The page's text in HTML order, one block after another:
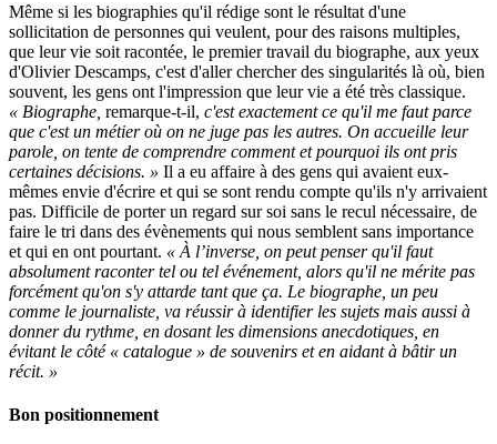
Même si les biographies qu'il rédige sont le résultat d'une
sollicitation de personnes qui veulent, pour des raisons multiples,
que leur vie soit racontée, le premier travail du biographe, aux yeux
d'Olivier Descamps, c'est d'aller chercher des singularités là où, bien
souvent, les gens ont l'impression que leur vie a été très classique.
« Biographe, remarque-t-il, c'est exactement ce qu'il me faut parce
que c'est un métier où on ne juge pas les autres. On accueille leur
parole, on tente de comprendre comment et pourquoi ils ont pris
certaines décisions. » Il a eu affaire à des gens qui avaient eux-
mêmes envie d'écrire et qui se sont rendu compte qu'ils n'y arrivaient
pas. Difficile de porter un regard sur soi sans le recul nécessaire, de
faire le tri dans des évènements qui nous semblent sans importance
et qui en ont pourtant. « À l’inverse, on peut penser qu'il faut
absolument raconter tel ou tel événement, alors qu'il ne mérite pas
forcément qu'on s'y attarde tant que ça. Le biographe, un peu
comme le journaliste, va réussir à identifier les sujets mais aussi à
donner du rythme, en dosant les dimensions anecdotiques, en
évitant le côté « catalogue » de souvenirs et en aidant à bâtir un
récit. »
Bon positionnement